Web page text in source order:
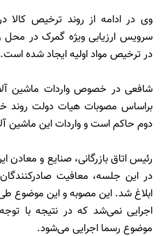
وی در ادامه از روند ترخیص کالا
سرویس ارزیابی ویژه گمرک در محل
در ترخیص مواد اولیه ایجاد شده است.
شافعی در خصوص واردات ماشین
براساس مصوبات هیات دولت روند
دوم حاکم است و واردات این ماشین
رئیس اتاق بازرگانی، صنایع و معادن
در این جلسه، معافیت
ابلاغ شد. این مصوبه و این موضوع
اجرایی نمی‌شد که در نتیجه با
موضوع رسما اجرایی می‌شود.